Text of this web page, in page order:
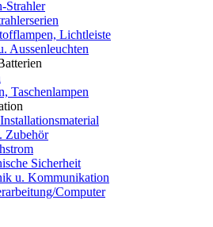
Strahler
Lichtleiste
Aussenleuchten
Taschenlampen
Zubehör
Sicherheit
u. Kommunikation
Computer